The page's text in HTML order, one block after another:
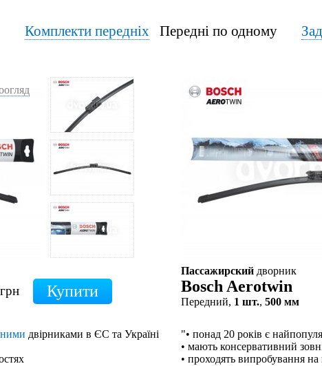
Комплекти передніхПередні по одному
грн
двірниками в ЄС та Україні
Пассажирский дворник
Bosch Aerotwin
Передний, 1 шт., 500 мм
"• понад 20 років є
• мають консервативний
• проходять випробування